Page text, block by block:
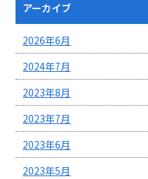
アーカイブ
2026年6月
2024年7月
2023年8月
2023年7月
2023年6月
2023年5月